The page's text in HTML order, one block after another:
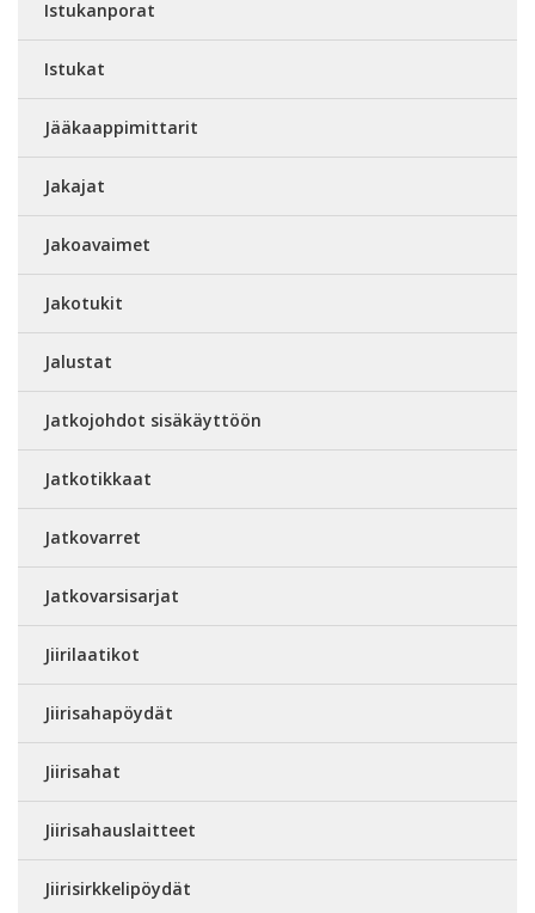
Istukanporat
Istukat
Jääkaappimittarit
Jakajat
Jakoavaimet
Jakotukit
Jalustat
Jatkojohdot sisäkäyttöön
Jatkotikkaat
Jatkovarret
Jatkovarsisarjat
Jiirilaatikot
Jiirisahapöydät
Jiirisahat
Jiirisahauslaitteet
Jiirisirkkelipöydät